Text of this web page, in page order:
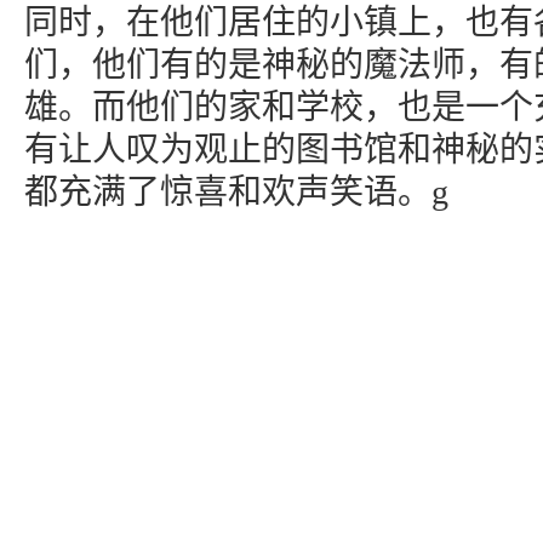
同时，在他们居住的小镇上，也
们，他们有的是神秘的魔法师，
雄。而他们的家和学校，也是一
有让人叹为观止的图书馆和神秘
都充满了惊喜和欢声笑语。g